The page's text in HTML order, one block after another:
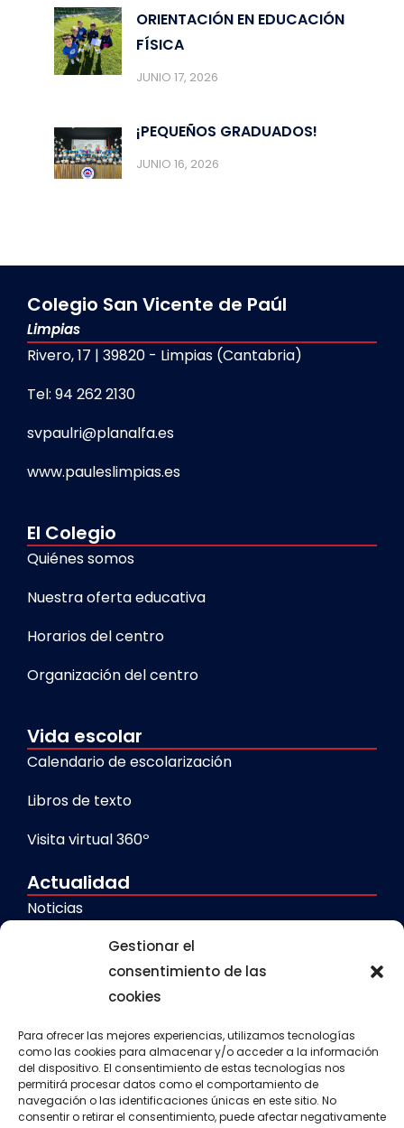
Gestionar el
consentimiento de las
cookies
Para ofrecer las mejores experiencias, utilizamos tecnologías
como las cookies para almacenar y/o acceder a la información
del dispositivo. El consentimiento de estas tecnologías nos
permitirá procesar datos como el comportamiento de
navegación o las identificaciones únicas en este sitio. No
consentir o retirar el consentimiento, puede afectar negativamente
ORIENTACIÓN EN EDUCACIÓN
FÍSICA
JUNIO 17, 2026
¡PEQUEÑOS GRADUADOS!
JUNIO 16, 2026
Colegio San Vicente de Paúl
Limpias
Rivero, 17 | 39820 - Limpias (Cantabria)
Tel: 94 262 2130
svpaulri@planalfa.es
www.pauleslimpias.es
El Colegio
Quiénes somos
Nuestra oferta educativa
Horarios del centro
Organización del centro
Vida escolar
Calendario de escolarización
Libros de texto
Visita virtual 360º
Actualidad
Noticias
Comedor escolar
Calendario escolar
Transporte escolar